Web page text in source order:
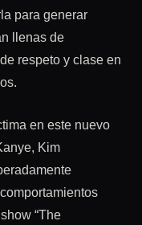
para generar
llenas de
respeto y clase en
en este nuevo
Kim
“The